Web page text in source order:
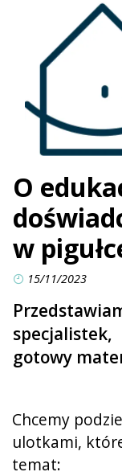
O
w
15/11/2023
gotowy
Chcemy
ulotkami,
temat: